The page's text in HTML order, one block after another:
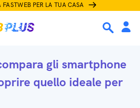
FASTWEB PER LA TUA CASA
gli smartphone
quello ideale per